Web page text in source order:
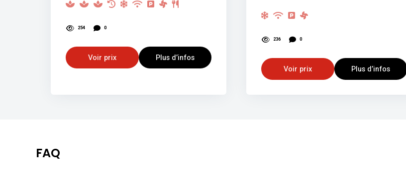
254 0
Voir prix Plus d’infos
236 0
Voir prix Plus d’infos
FAQ